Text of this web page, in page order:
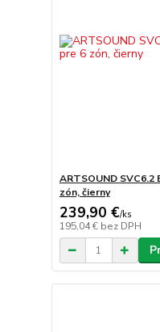
ARTSOUND
zón, čierny
239,90 €/ks
195,04 € bez DPH